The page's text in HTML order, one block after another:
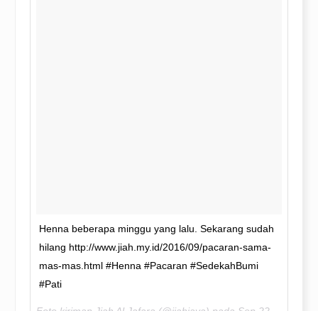
Henna beberapa minggu yang lalu. Sekarang sudah
hilang http://www.jiah.my.id/2016/09/pacaran-sama-
mas-mas.html #Henna #Pacaran #SedekahBumi
#Pati